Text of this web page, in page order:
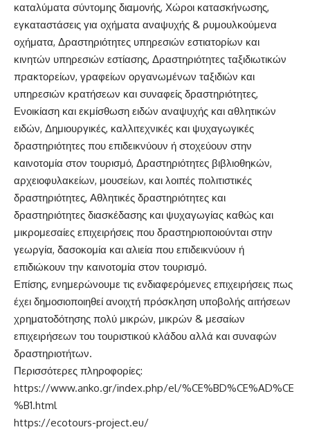
καταλύματα σύντομης διαμονής, Χώροι κατασκήνωσης,
εγκαταστάσεις για οχήματα αναψυχής & ρυμουλκούμενα
οχήματα, Δραστηριότητες υπηρεσιών εστιατορίων και
κινητών υπηρεσιών εστίασης, Δραστηριότητες ταξιδιωτικών
πρακτορείων, γραφείων οργανωμένων ταξιδιών και
υπηρεσιών κρατήσεων και συναφείς δραστηριότητες,
Ενοικίαση και εκμίσθωση ειδών αναψυχής και αθλητικών
ειδών, Δημιουργικές, καλλιτεχνικές και ψυχαγωγικές
δραστηριότητες που επιδεικνύουν ή στοχεύουν στην
καινοτομία στον τουρισμό, Δραστηριότητες βιβλιοθηκών,
αρχειοφυλακείων, μουσείων, και λοιπές πολιτιστικές
δραστηριότητες, Αθλητικές δραστηριότητες και
δραστηριότητες διασκέδασης και ψυχαγωγίας καθώς και
μικρομεσαίες επιχειρήσεις που δραστηριοποιούνται στην
γεωργία, δασοκομία και αλιεία που επιδεικνύουν ή
επιδιώκουν την καινοτομία στον τουρισμό.
Επίσης, ενημερώνουμε τις ενδιαφερόμενες επιχειρήσεις πως
έχει δημοσιοποιηθεί ανοιχτή πρόσκληση υποβολής αιτήσεων
χρηματοδότησης πολύ μικρών, μικρών & μεσαίων
επιχειρήσεων του τουριστικού κλάδου αλλά και συναφών
δραστηριοτήτων.
Περισσότερες πληροφορίες:
https://www.anko.gr/index.php/el/%CE%BD%CE%AD%CE
%B1.html
https://ecotours-project.eu/